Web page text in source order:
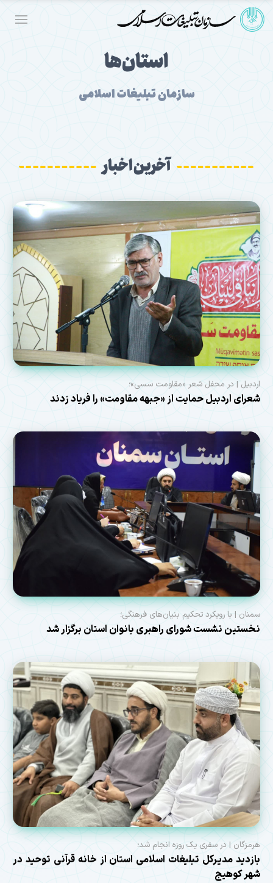
استان‌ها
سازمان تبلیغات اسلامی
آخرین اخبار
اردبیل | در محفل شعر «مقاومت سسی»؛
شعرای اردبیل حمایت از «جبهه مقاومت» را فریاد زدند
سمنان | با رویکرد تحکیم بنیان‌های فرهنگی؛
نخستین نشست شورای راهبری بانوان استان برگزار شد
هرمزگان | در سفری یک روزه انجام شد؛
بازدید مدیرکل تبلیغات اسلامی استان از خانه قرآنی توحید در
شهر کوهیج